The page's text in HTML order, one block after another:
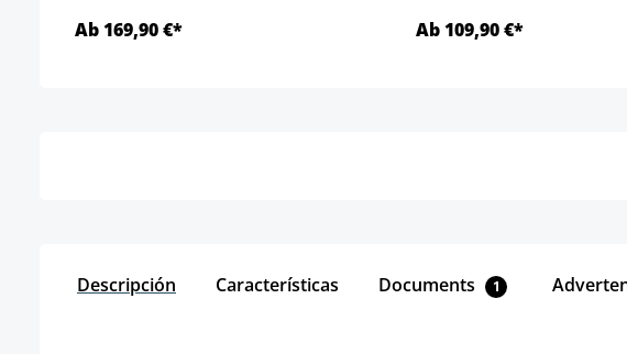
Ab 169,90 €* Ab 109,90 €*
Descripción Características Documents 1